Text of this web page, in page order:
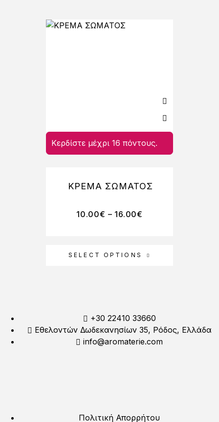
Κερδίστε μέχρι 16 πόντους.
SELECT OPTIONS
ΚΡΕΜΑ ΣΩΜΑΤΟΣ
10.00€ – 16.00€
+30 22410 33660
Εθελοντών Δωδεκανησίων 35, Ρόδος, Ελλάδα
info@aromaterie.com
Πολιτική Απορρήτου